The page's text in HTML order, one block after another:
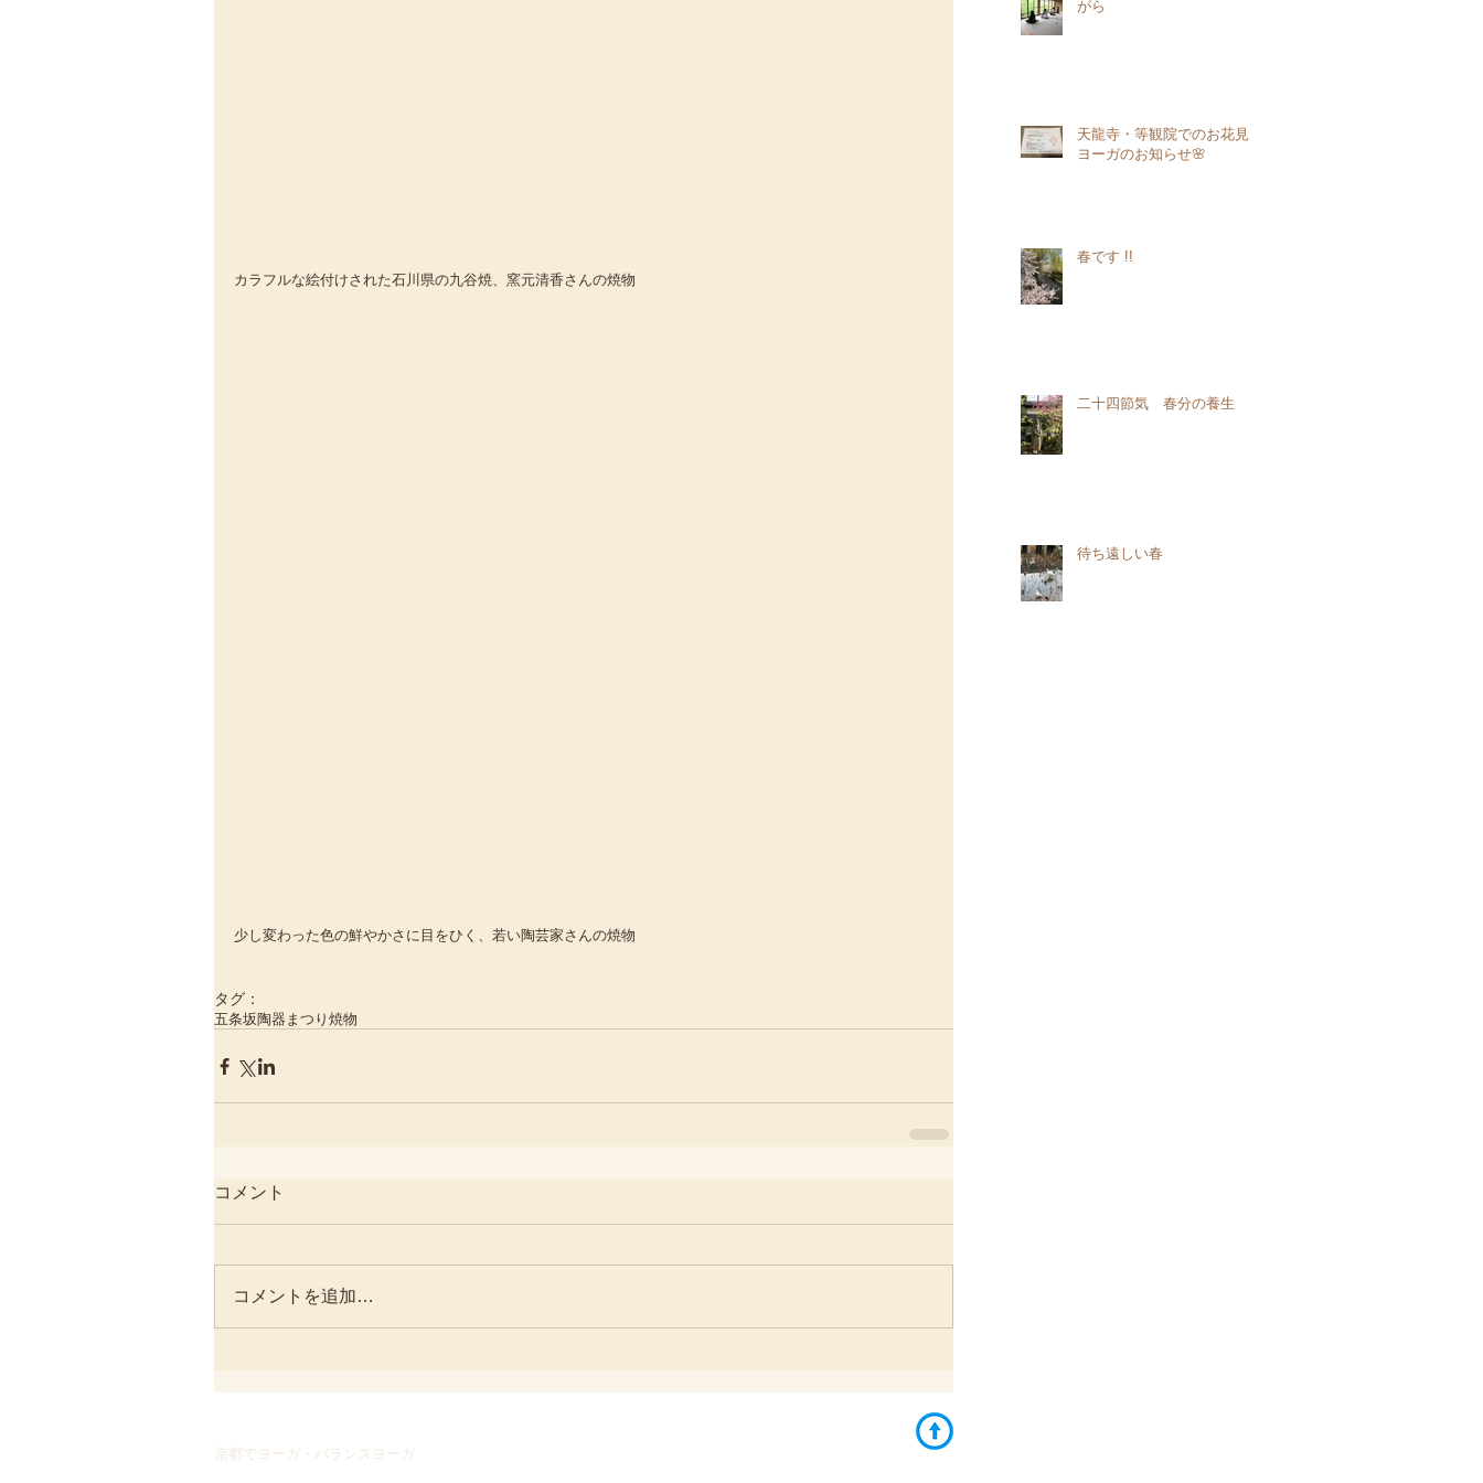
カラフルな絵付けされた石川県の九谷焼、窯元清香さんの焼物
少し変わった色の鮮やかさに目をひく、若い陶芸家さんの焼物
タグ：
五条坂陶器まつり 焼物
コメント
コメントを追加…
がら
天龍寺・等観院でのお花見
ヨーガのお知らせ🌸
春です !!
二十四節気 春分の養生
待ち遠しい春
京都でヨーガ・バランスヨーガ